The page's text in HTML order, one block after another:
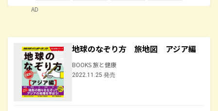
AD
地球のなぞり方 旅地図 アジア編
BOOKS 旅と健康
2022.11.25 発売